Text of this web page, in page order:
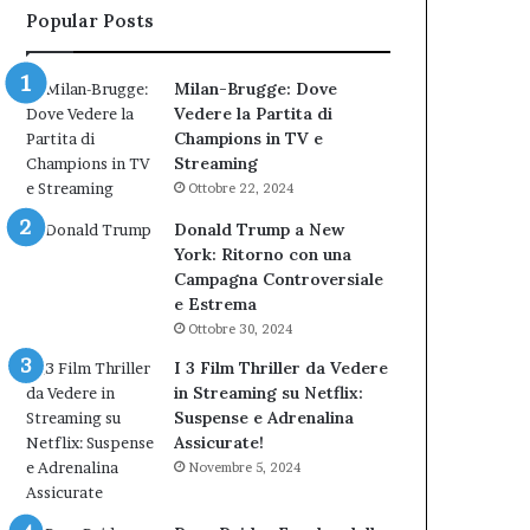
Popular Posts
Milan-Brugge: Dove
Vedere la Partita di
Champions in TV e
Streaming
Ottobre 22, 2024
Donald Trump a New
York: Ritorno con una
Campagna Controversiale
e Estrema
Ottobre 30, 2024
I 3 Film Thriller da Vedere
in Streaming su Netflix:
Suspense e Adrenalina
Assicurate!
Novembre 5, 2024